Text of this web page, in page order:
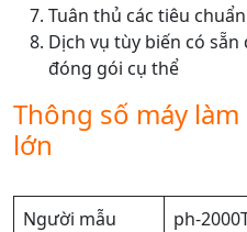
Tuân thủ các tiêu
Dịch vụ tùy biến có
đóng gói cụ thể
Thông số máy
lớn
Người mẫu ph-